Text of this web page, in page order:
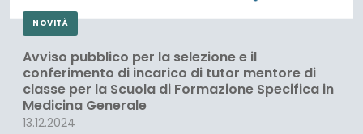
NOVITÀ
Avviso pubblico per la selezione e il
conferimento di incarico di tutor mentore di
classe per la Scuola di Formazione Specifica in
Medicina Generale
13.12.2024